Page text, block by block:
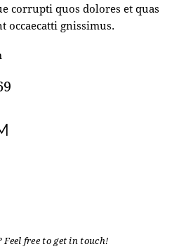
corrupti quos dolores et quas
occaecatti gnissimus.